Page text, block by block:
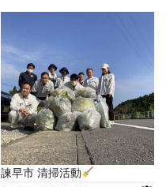
諫早市 清掃活動